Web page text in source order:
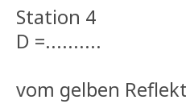
Station 4
D =..........
vom gelben